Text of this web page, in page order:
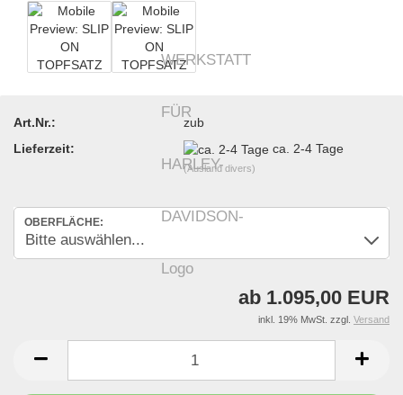
Art.Nr.:
zub
Lieferzeit:
ca. 2-4 Tage
(Ausland divers)
OBERFLÄCHE:
ab 1.095,00 EUR
inkl. 19% MwSt. zzgl. Versand